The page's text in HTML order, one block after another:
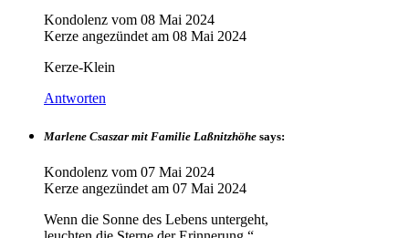
Kondolenz vom 08 Mai 2024
Kerze angezündet am 08 Mai 2024
Kerze-Klein
Antworten
Marlene Csaszar mit Familie Laßnitzhöhe says:
Kondolenz vom 07 Mai 2024
Kerze angezündet am 07 Mai 2024
Wenn die Sonne des Lebens untergeht,